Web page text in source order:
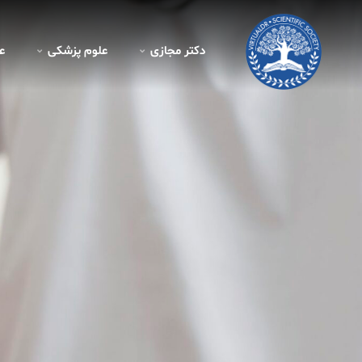
دکتر مجازی علوم پزشکی